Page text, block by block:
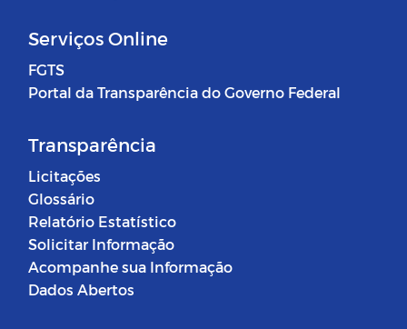
Serviços Online
FGTS
Portal da Transparência do Governo Federal
Transparência
Licitações
Glossário
Relatório Estatístico
Solicitar Informação
Acompanhe sua Informação
Dados Abertos